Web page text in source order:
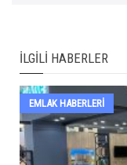
İLGILI HABERLER
EMLAK HABERLERI